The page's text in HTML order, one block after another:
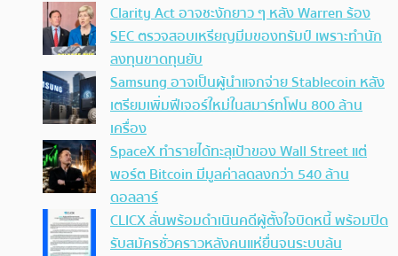
Clarity Act อาจชะงักยาว ๆ หลัง Warren ร้อง
SEC ตรวจสอบเหรียญมีมของทรัมป์ เพราะทำนัก
ลงทุนขาดทุนยับ
Samsung อาจเป็นผู้นำแจกจ่าย Stablecoin หลัง
เตรียมเพิ่มฟีเจอร์ใหม่ในสมาร์ทโฟน 800 ล้าน
เครื่อง
SpaceX ทำรายได้ทะลุเป้าของ Wall Street แต่
พอร์ต Bitcoin มีมูลค่าลดลงกว่า 540 ล้าน
ดอลลาร์
CLICX ลั่นพร้อมดำเนินคดีผู้ตั้งใจบิดหนี้ พร้อมปิด
รับสมัครชั่วคราวหลังคนแห่ยื่นจนระบบล้น